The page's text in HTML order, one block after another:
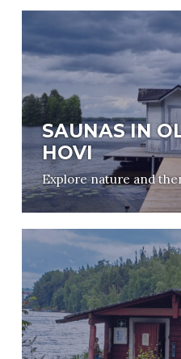
SAUNAS IN
HOVI
Explore nature and